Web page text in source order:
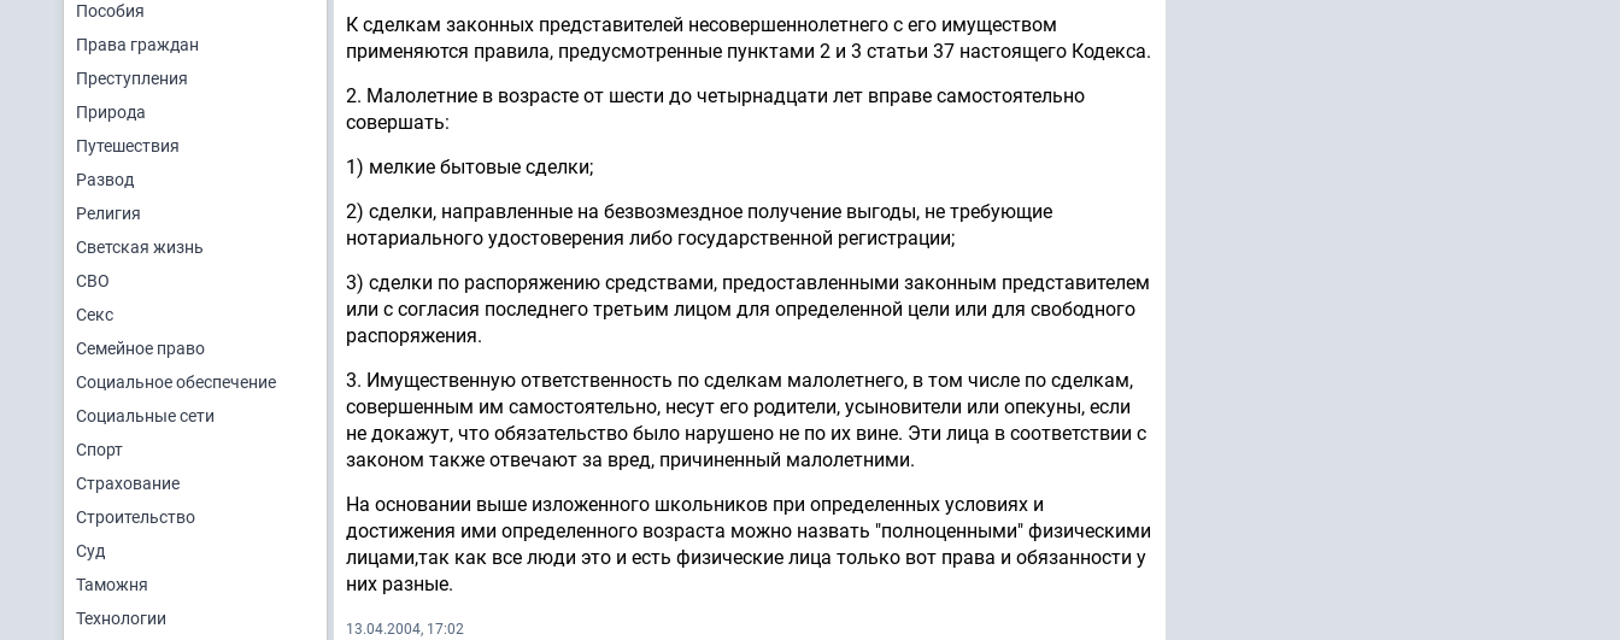
Пособия
Права граждан
Преступления
Природа
Путешествия
Развод
Религия
Светская жизнь
СВО
Секс
Семейное право
Социальное обеспечение
Социальные сети
Спорт
Страхование
Строительство
Суд
Таможня
Технологии
К сделкам законных представителей несовершеннолетнего с его имуществом
применяются правила, предусмотренные пунктами 2 и 3 статьи 37 настоящего Кодекса.
2. Малолетние в возрасте от шести до четырнадцати лет вправе самостоятельно
совершать:
1) мелкие бытовые сделки;
2) сделки, направленные на безвозмездное получение выгоды, не требующие
нотариального удостоверения либо государственной регистрации;
3) сделки по распоряжению средствами, предоставленными законным представителем
или с согласия последнего третьим лицом для определенной цели или для свободного
распоряжения.
3. Имущественную ответственность по сделкам малолетнего, в том числе по сделкам,
совершенным им самостоятельно, несут его родители, усыновители или опекуны, если
не докажут, что обязательство было нарушено не по их вине. Эти лица в соответствии с
законом также отвечают за вред, причиненный малолетними.
На основании выше изложенного школьников при определенных условиях и
достижения ими определенного возраста можно назвать "полноценными" физическими
лицами,так как все люди это и есть физические лица только вот права и обязанности у
них разные.
13.04.2004, 17:02